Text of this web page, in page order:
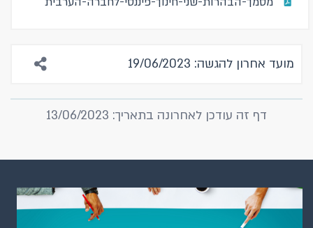
מועד אחרון להגשה: 19/06/2023
דף זה עודכן לאחרונה בתאריך: 13/06/2023